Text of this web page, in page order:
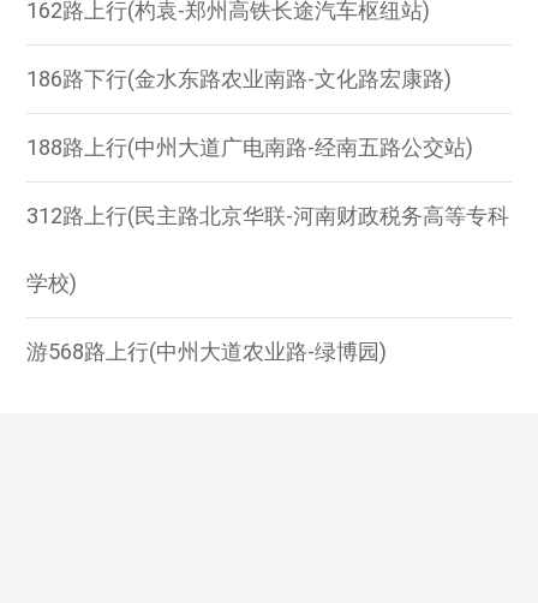
162路上行(杓袁-郑州高铁长途汽车枢纽站)
186路下行(金水东路农业南路-文化路宏康路)
188路上行(中州大道广电南路-经南五路公交站)
312路上行(民主路北京华联-河南财政税务高等专科
学校)
游568路上行(中州大道农业路-绿博园)